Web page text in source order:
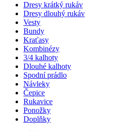
Dresy krátký rukáv
Dresy dlouhý rukáv
Vesty
Bundy
Kraťasy
Kombinézy
3/4 kalhoty
Dlouhé kalhoty
Spodní prádlo
Návleky
Čepice
Rukavice
Ponožky
Doplňky